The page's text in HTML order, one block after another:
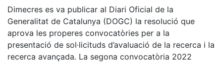
Dimecres es va publicar al Diari Oficial de la
Generalitat de Catalunya (DOGC) la resolució que
aprova les properes convocatòries per a la
presentació de sol·licituds d’avaluació de la recerca i la
recerca avançada. La segona convocatòria 2022